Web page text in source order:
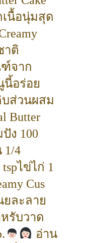
เนื้อนุ่มสุด
าติ
จาก
นี้อร่อย
ส่วนผสม
Butter
ง 100
1/4
tspไข่ไก่ 1
Cus
ยละลาย
รับวาด
อ่าน